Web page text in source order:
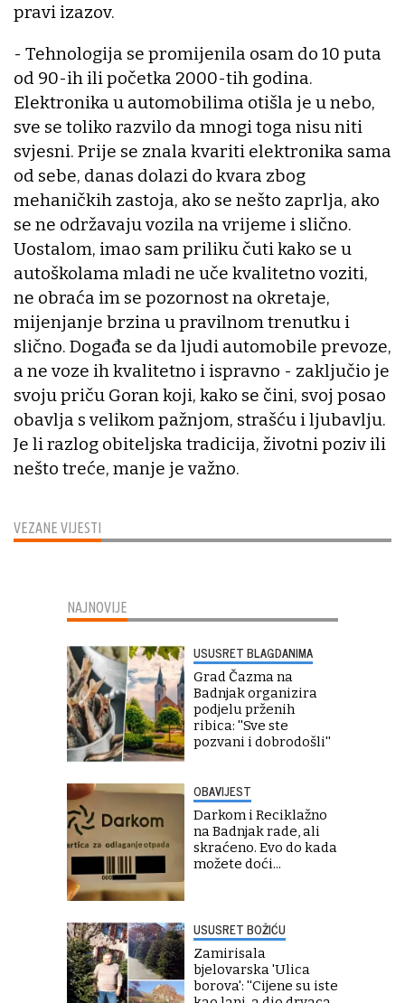
VEZANE VIJESTI
pravi izazov.
- Tehnologija se promijenila osam do 10 puta
od 90-ih ili početka 2000-tih godina.
Elektronika u automobilima otišla je u nebo,
sve se toliko razvilo da mnogi toga nisu niti
svjesni. Prije se znala kvariti elektronika sama
od sebe, danas dolazi do kvara zbog
mehaničkih zastoja, ako se nešto zaprlja, ako
se ne održavaju vozila na vrijeme i slično.
Uostalom, imao sam priliku čuti kako se u
autoškolama mladi ne uče kvalitetno voziti,
ne obraća im se pozornost na okretaje,
mijenjanje brzina u pravilnom trenutku i
slično. Događa se da ljudi automobile prevoze,
a ne voze ih kvalitetno i ispravno - zaključio je
svoju priču Goran koji, kako se čini, svoj posao
obavlja s velikom pažnjom, strašću i ljubavlju.
Je li razlog obiteljska tradicija, životni poziv ili
nešto treće, manje je važno.
NAJNOVIJE
USUSRET BLAGDANIMA
Grad Čazma na
Badnjak organizira
podjelu prženih
ribica: ''Sve ste
pozvani i dobrodošli''
OBAVIJEST
Darkom i Reciklažno
na Badnjak rade, ali
skraćeno. Evo do kada
možete doći...
USUSRET BOŽIĆU
Zamirisala
bjelovarska 'Ulica
borova': ''Cijene su iste